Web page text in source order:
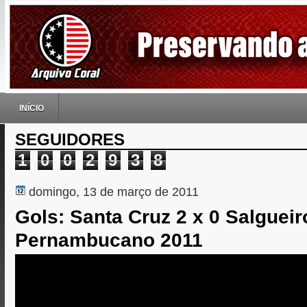
INÍCIO
SEGUIDORES
1
0 0 2 9 3 8
domingo, 13 de março de 2011
Gols: Santa Cruz 2 x 0
Pernambucano 2011